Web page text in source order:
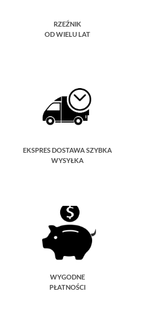
RZEŹNIK
OD WIELU LAT
EKSPRES DOSTAWA SZYBKA
WYSYŁKA
WYGODNE
PŁATNOŚCI